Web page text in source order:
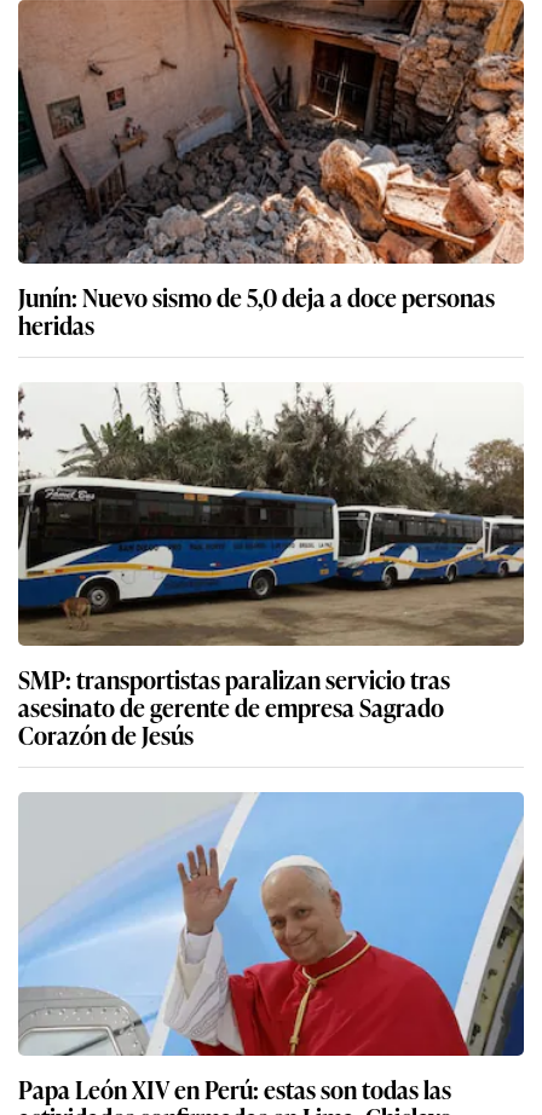
Junín: Nuevo sismo de 5,0 deja a doce personas
heridas
SMP: transportistas paralizan servicio tras
asesinato de gerente de empresa Sagrado
Corazón de Jesús
Papa León XIV en Perú: estas son todas las